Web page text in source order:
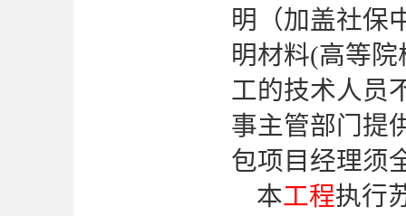
明（加盖社保
明材料(高等院
工的技术人员
事主管部门提
包项目经理须
本工程执行